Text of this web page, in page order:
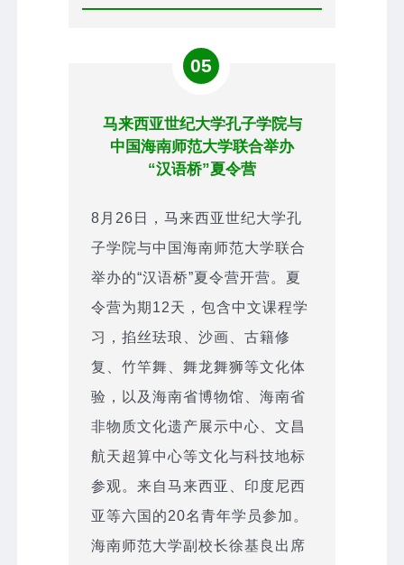
05
马来西亚世纪大学孔子学院与
中国海南师范大学联合举办
“汉语桥”夏令营
8月26日，马来西亚世纪大学孔
子学院与中国海南师范大学联合
举办的“汉语桥”夏令营开营。夏
令营为期12天，包含中文课程学
习，掐丝珐琅、沙画、古籍修
复、竹竿舞、舞龙舞狮等文化体
验，以及海南省博物馆、海南省
非物质文化遗产展示中心、文昌
航天超算中心等文化与科技地标
参观。来自马来西亚、印度尼西
亚等六国的20名青年学员参加。
海南师范大学副校长徐基良出席